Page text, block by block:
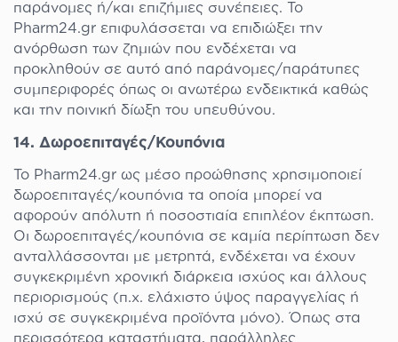
παράνομες ή/και επιζήμιες συνέπειες. Το
Pharm24.gr επιφυλάσσεται να επιδιώξει την
ανόρθωση των ζημιών που ενδέχεται να
προκληθούν σε αυτό από παράνομες/παράτυπες
συμπεριφορές όπως οι ανωτέρω ενδεικτικά καθώς
και την ποινική δίωξη του υπευθύνου.
14. Δωροεπιταγές/Κουπόνια
Το Pharm24.gr ως μέσο προώθησης χρησιμοποιεί
δωροεπιταγές/κουπόνια τα οποία μπορεί να
αφορούν απόλυτη ή ποσοστιαία επιπλέον έκπτωση.
Οι δωροεπιταγές/κουπόνια σε καμία περίπτωση δεν
ανταλλάσσονται με μετρητά, ενδέχεται να έχουν
συγκεκριμένη χρονική διάρκεια ισχύος και άλλους
περιορισμούς (π.χ. ελάχιστο ύψος παραγγελίας ή
ισχύ σε συγκεκριμένα προϊόντα μόνο). Όπως στα
περισσότερα καταστήματα, παράλληλες